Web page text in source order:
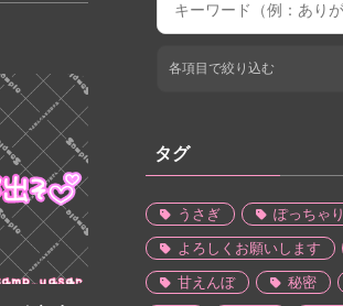
各項目で絞り込む
タグ
うさぎ ぽっちゃり
よろしくお願いします
甘えんぼ 秘密